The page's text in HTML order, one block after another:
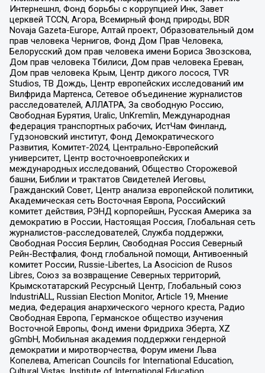
Интернешнл, Фонд борьбы с коррупцией Инк, Завет
церквей TCCN, Агора, Всемирный фонд природы, BDR
Novaja Gazeta-Europe, Алтай проект, Образовательный дом
прав человека Чернигов, Фонд Дом Прав Человека,
Белорусский дом прав человека имени Бориса Звозскова,
Дом прав человека Тбилиси, Дом прав человека Ереван,
Дом прав человека Крым, Центр дикого лосося, TVR
Studios, ТВ Дождь, Центр европейских исследований им
Вилфрида Мартенса, Сетевое объединение журналистов
расследователей, АЛЛАТРА, За свободную Россию,
Свободная Бурятия, Uralic, UnKremlin, Международная
федерация транспортных рабочих, ИстЧам Финланд,
Гудзоновский институт, Фонд Демократического
Развития, Комитет-2024, Центрально-Европейский
университет, Центр восточноевропейских и
международных исследований, Общество Сторожевой
башни, Библии и трактатов Свидетелей Иеговы,
Гражданский Совет, Центр анализа европейской политики,
Академическая сеть Восточная Европа, Российский
комитет действия, РЭНД корпорейшн, Русская Америка за
демократию в России, Настоящая Россия, Глобальная сеть
журналистов-расследователей, Служба поддержки,
Свободная Россия Берлин, Свободная Россия Северный
Рейн-Вестфалия, Фонд глобальной помощи, Антивоенный
комитет России, Russie-Libertes, La Asocicion de Rusos
Libres, Союз за возвращение Северных территорий,
Крымскотатарский Ресурсный Центр, Глобальный союз
IndustriALL, Russian Election Monitor, Article 19, Мнение
медиа, Федерация анархического черного креста, Радио
Свободная Европа, Германское общество изучения
Восточной Европы, Фонд имени Фридриха Эберта, XZ
gGmbH, Мобильная академия поддержки гендерной
демократии и миротворчества, Форум имени Льва
Копелева, American Councils for International Education,